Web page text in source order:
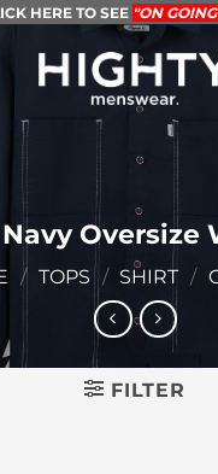
HERE TO SEE "ON
Oversize
/ TOPS / SHIRT /
FILTER